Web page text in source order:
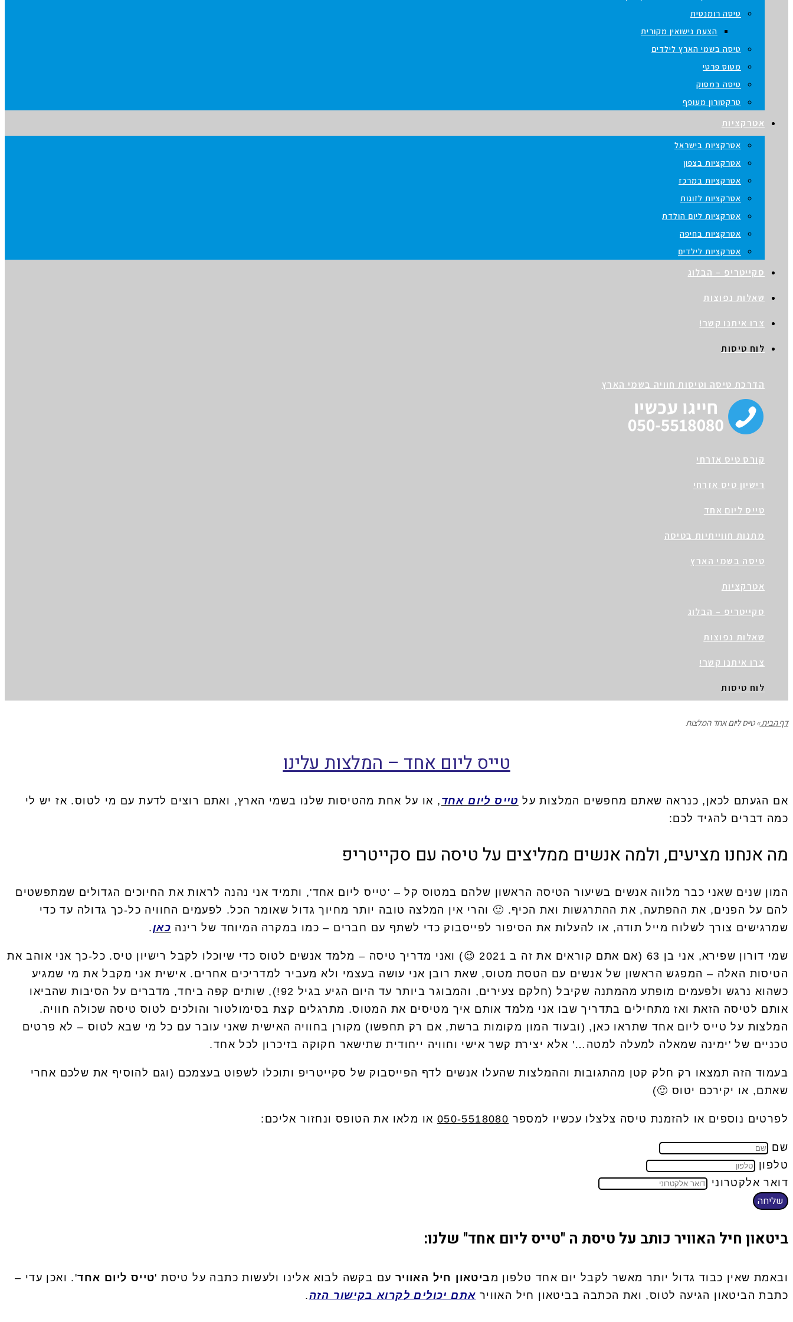
טיסה רומנטית
הצעת נישואין מקורית
טיסה בשמי הארץ לילדים
מטוס פרטי
טיסה במסוק
טרקטורון מעופף
אטרקציות
אטרקציות בישראל
אטרקציות בצפון
אטרקציות במרכז
אטרקציות לזוגות
אטרקציות ליום הולדת
אטרקציות בחיפה
אטרקציות לילדים
סקייטריפ – הבלוג
שאלות נפוצות
צרו איתנו קשר!
לוח טיסות
הדרכת טיסה וטיסות חוויה בשמי הארץ
קורס טיס אזרחי
רישיון טיס אזרחי
טייס ליום אחד
מתנות חווייתיות בטיסה
טיסה בשמי הארץ
אטרקציות
סקייטריפ – הבלוג
שאלות נפוצות
צרו איתנו קשר!
לוח טיסות
דף הבית» טייס ליום אחד המלצות
טייס ליום אחד – המלצות עלינו
אם הגעתם לכאן, כנראה שאתם מחפשים המלצות על טייס ליום אחד , או על אחת מהטיסות שלנו בשמי הארץ, ואתם רוצים לדעת עם מי לטוס. אז יש לי
כמה דברים להגיד לכם:
מה אנחנו מציעים, ולמה אנשים ממליצים על טיסה עם סקייטריפ
המון שנים שאני כבר מלווה אנשים בשיעור הטיסה הראשון שלהם במטוס קל – ' טייס ליום אחד', ותמיד אני נהנה לראות את החיוכים הגדולים שמתפשטים
להם על הפנים, את ההפתעה, את ההתרגשות ואת הכיף. 🙂 והרי אין המלצה טובה יותר מחיוך גדול שאומר הכל. לפעמים החוויה כל-כך גדולה עד כדי
שמרגישים צורך לשלוח מייל תודה, או להעלות את הסיפור לפייסבוק כדי לשתף עם חברים – כמו במקרה המיוחד של רינה כאן.
שמי דורון שפירא, אני בן 63 (אם אתם קוראים את זה ב 2021 😉) ואני מדריך טיסה – מלמד אנשים לטוס כדי שיוכלו לקבל רישיון טיס. כל-כך אני אוהב את
הטיסות האלה – המפגש הראשון של אנשים עם הטסת מטוס, שאת רובן אני עושה בעצמי ולא מעביר למדריכים אחרים. אישית אני מקבל את מי שמגיע
כשהוא נרגש ולפעמים מופתע מהמתנה שקיבל (חלקם צעירים, והמבוגר ביותר עד היום הגיע בגיל 92!), שותים קפה ביחד, מדברים על הסיבות שהביאו
אותם לטיסה הזאת ואז מתחילים בתדריך שבו אני מלמד אותם איך מטיסים את המטוס. מתרגלים קצת בסימולטור והולכים לטוס טיסה שכולה חוויה.
המלצות על טייס ליום אחד שתראו כאן, (ובעוד המון מקומות ברשת, אם רק תחפשו) מקורן בחוויה האישית שאני עובר עם כל מי שבא לטוס – לא פרטים
טכניים של 'ימינה שמאלה למעלה למטה…' אלא יצירת קשר אישי וחוויה ייחודית שתישאר חקוקה בזיכרון לכל אחד.
בעמוד הזה תמצאו רק חלק קטן מהתגובות וההמלצות שהעלו אנשים לדף הפייסבוק של סקייטריפ ותוכלו לשפוט בעצמכם (וגם להוסיף את שלכם אחרי
שאתם, או יקירכם יטוס 🙂)
לפרטים נוספים או להזמנת טיסה צלצלו עכשיו למספר 050-5518080 או מלאו את הטופס ונחזור אליכם:
שם
טלפון
דואר אלקטרוני
שליחה
ביטאון חיל האוויר כותב על טיסת ה "טייס ליום אחד" שלנו:
ובאמת שאין כבוד גדול יותר מאשר לקבל יום אחד טלפון מביטאון חיל האוויר עם בקשה לבוא אלינו ולעשות כתבה על טיסת 'טייס ליום אחד'. ואכן עדי –
כתבת הביטאון הגיעה לטוס, ואת הכתבה בביטאון חיל האוויר אתם יכולים לקרוא בקישור הזה.